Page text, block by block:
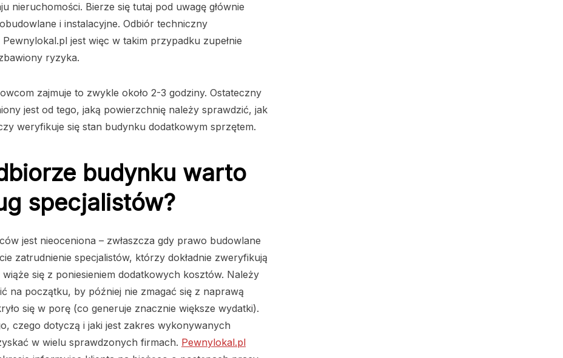
nieruchomości. Bierze się tutaj pod uwagę głównie
i instalacyjne. Odbiór techniczny
jest więc w takim przypadku zupełnie
ryzyka.
zajmuje to zwykle około 2-3 godziny. Ostateczny
jest od tego, jaką powierzchnię należy sprawdzić, jak
weryfikuje się stan budynku dodatkowym sprzętem.
budynku warto
specjalistów?
jest nieoceniona – zwłaszcza gdy prawo budowlane
zatrudnienie specjalistów, którzy dokładnie zweryfikują
się z poniesieniem dodatkowych kosztów. Należy
na początku, by później nie zmagać się z naprawą
się w porę (co generuje znacznie większe wydatki).
czego dotyczą i jaki jest zakres wykonywanych
w wielu sprawdzonych firmach. Pewnylokal.pl